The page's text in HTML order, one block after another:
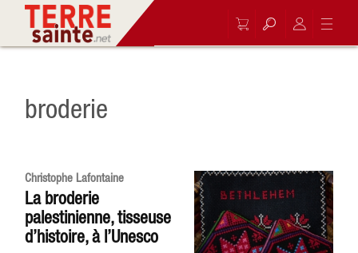
broderie
Christophe Lafontaine
La broderie
palestinienne, tisseuse
d’histoire, à l’Unesco